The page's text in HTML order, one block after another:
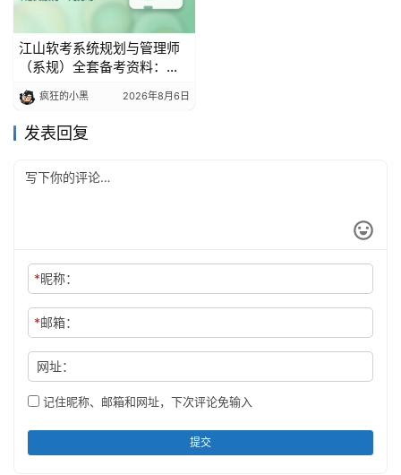
江山软考系统规划与管理师
（系规）全套备考资料：视
一网打尽
疯狂的小黑 2026年8月6日
发表回复
*昵称：
*邮箱：
网址：
记住昵称、邮箱和网址，下次评论免输入
提交